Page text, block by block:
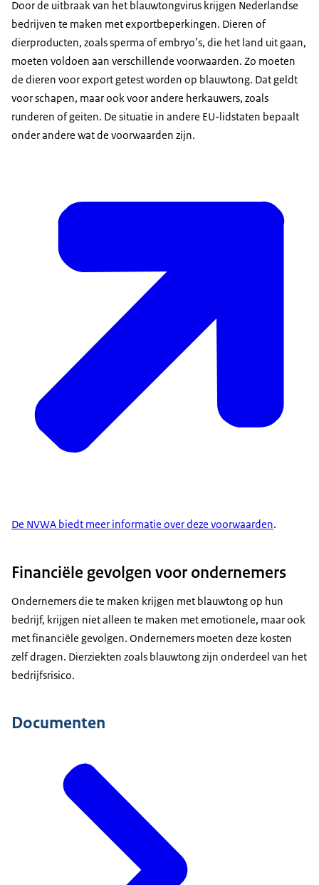
Door de uitbraak van het blauwtongvirus krijgen Nederlandse
bedrijven te maken met exportbeperkingen. Dieren of
dierproducten, zoals sperma of embryo’s, die het land uit gaan,
moeten voldoen aan verschillende voorwaarden. Zo moeten
de dieren voor export getest worden op blauwtong. Dat geldt
voor schapen, maar ook voor andere herkauwers, zoals
runderen of geiten. De situatie in andere EU-lidstaten bepaalt
onder andere wat de voorwaarden zijn.
De NVWA biedt meer informatie over deze voorwaarden.
Financiële gevolgen voor ondernemers
Ondernemers die te maken krijgen met blauwtong op hun
bedrijf, krijgen niet alleen te maken met emotionele, maar ook
met financiële gevolgen. Ondernemers moeten deze kosten
zelf dragen. Dierziekten zoals blauwtong zijn onderdeel van het
bedrijfsrisico.
Documenten